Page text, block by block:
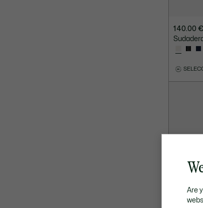
140.00 €
Are